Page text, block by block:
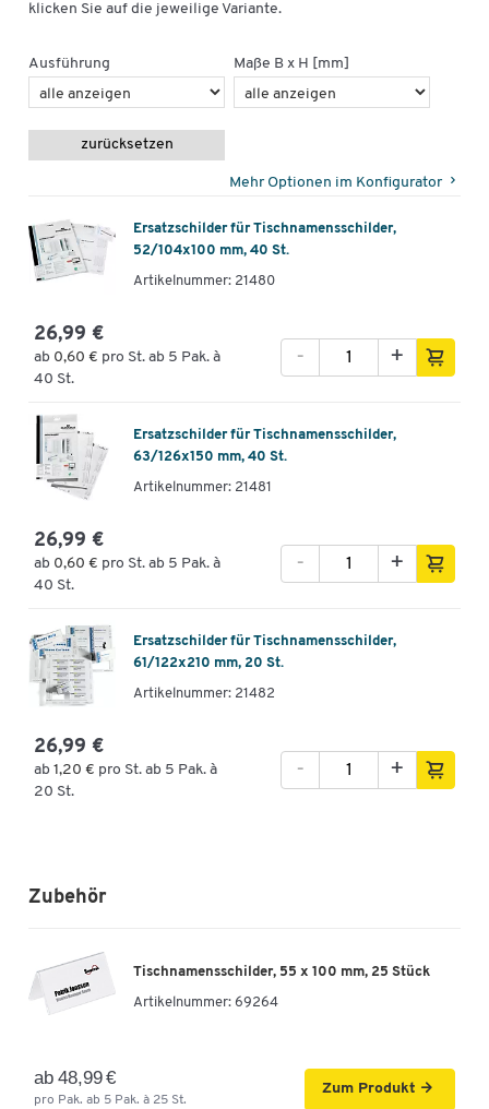
klicken Sie auf die jeweilige Variante.
Ausführung Maße B x H [mm]
zurücksetzen
Mehr Optionen im Konfigurator
Ersatzschilder für Tischnamensschilder,
52/104x100 mm, 40 St.
Artikelnummer: 21480
26,99 €
ab 0,60 € pro St. ab 5 Pak. à
40 St.
+
-
Ersatzschilder für Tischnamensschilder,
63/126x150 mm, 40 St.
Artikelnummer: 21481
26,99 €
ab 0,60 € pro St. ab 5 Pak. à
40 St.
+
-
Ersatzschilder für Tischnamensschilder,
61/122x210 mm, 20 St.
Artikelnummer: 21482
26,99 €
ab 1,20 € pro St. ab 5 Pak. à
20 St.
+
-
Zubehör
Tischnamensschilder, 55 x 100 mm, 25 Stück
Artikelnummer: 69264
ab 48,99 €
pro Pak. ab 5 Pak. à 25 St.
Zum Produkt